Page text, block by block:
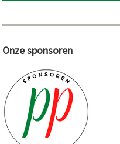
Onze sponsoren